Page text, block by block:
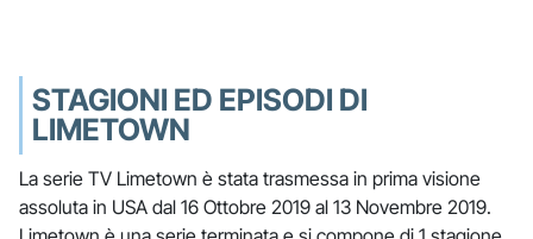
STAGIONI ED EPISODI DI
LIMETOWN
La serie TV Limetown è stata trasmessa in prima visione
assoluta in USA dal 16 Ottobre 2019 al 13 Novembre 2019.